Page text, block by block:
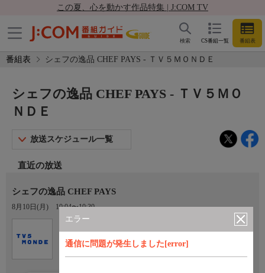
この夏、心を動かす作品特集 | J:COM TV
CS番組一覧 番組表
検索
番組表 シェフの逸品 CHEF PAYS - ＴＶ５ＭＯＮＤＥ
エラー
通信に問題が発生しました[error]
シェフの逸品 CHEF PAYS - ＴＶ５ＭＯ
ＮＤＥ
放送スケジュール一覧
直近の放送
シェフの逸品 CHEF PAYS
8月10日(月) 10:04〜10:30